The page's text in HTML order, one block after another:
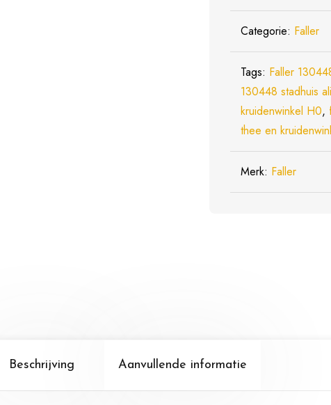
Categorie: Faller
Tags: Faller
130448 stadhuis
kruidenwinkel H0,
thee en
Merk: Faller
Beschrijving Aanvullende informatie